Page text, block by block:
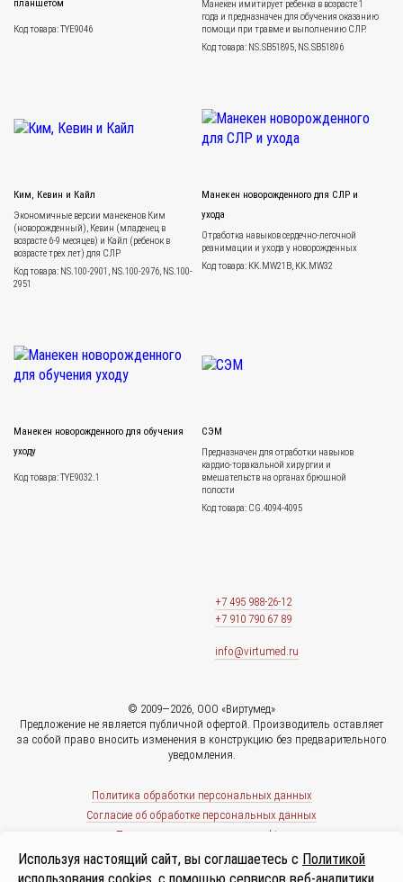
планшетом
Код товара: TYE9046
Манекен имитирует ребенка в возрасте 1
года и предназначен для обучения оказанию
помощи при травме и выполнению СЛР.
Код товара: NS.SB51895, NS.SB51896
Ким, Кевин и Кайл
Экономичные версии манекенов Ким
(новорожденный), Кевин (младенец в
возрасте 6-9 месяцев) и Кайл (ребенок в
возрасте трех лет) для СЛР
Код товара: NS.100-2901, NS.100-2976, NS.100-
2951
Манекен новорожденного для СЛР и
ухода
Отработка навыков сердечно-легочной
реанимации и ухода у новорожденных
Код товара: KK.MW21B, KK.MW32
Манекен новорожденного для обучения
уходу
Код товара: TYE9032.1
СЭМ
Предназначен для отработки навыков
кардио-торакальной хирургии и
вмешательств на органах брюшной
полости
Код товара: CG.4094-4095
+7 495 988-26-12
+7 910 790 67 89
info@virtumed.ru
© 2009—2026, ООО «Виртумед»
Предложение не является публичной офертой. Производитель оставляет
за собой право вносить изменения в конструкцию без предварительного
уведомления.
Политика обработки персональных данных
Согласие об обработке персональных данных
Политика использования cookies
Используя настоящий сайт, вы соглашаетесь с Политикой